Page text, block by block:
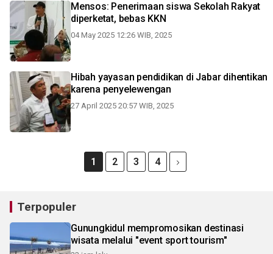
Mensos: Penerimaan siswa Sekolah Rakyat
diperketat, bebas KKN
04 May 2025 12:26 WIB, 2025
Hibah yayasan pendidikan di Jabar dihentikan
karena penyelewengan
27 April 2025 20:57 WIB, 2025
1 2 3 4
Terpopuler
Gunungkidul mempromosikan destinasi
wisata melalui "event sport tourism"